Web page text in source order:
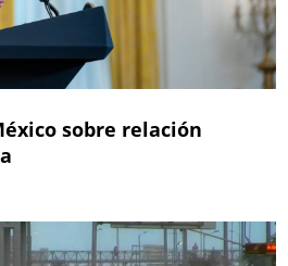
sobre relación